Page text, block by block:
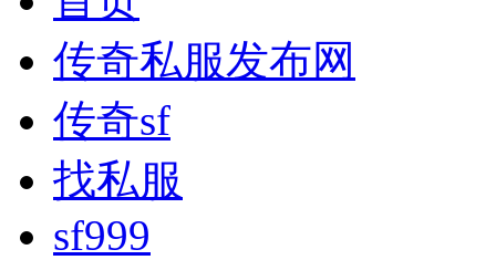
传奇私服发布网
传奇sf
找私服
sf999